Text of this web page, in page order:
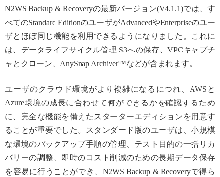
N2WS Backup & Recoveryの最新バージョン(V4.1.1)では、す
べてのStandard EditionのユーザがAdvancedやEnterpriseのユー
ザとほぼ同じ機能を利用できるようになりました。これに
は、データライフサイクル管理 S3への保存、VPCキャプチ
ャとクローン、AnySnap Archiver™などが含まれます。
ユーザのクラウド環境がより複雑になるにつれ、AWSと
Azure環境の成長に合わせて何ができるかを確認するため
に、完全な機能を備えたスターターエディションを用意す
ることが重要でした。スタンダード版のユーザは、小規模
な環境のバックアップ手順の管理、テスト目的の一括リカ
バリーの調整、即時のコスト削減のための長期データ保存
を容易に行うことができ、N2WS Backup & Recoveryで得ら